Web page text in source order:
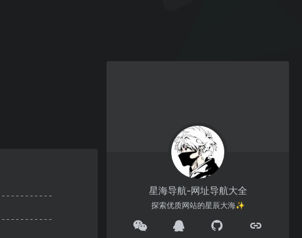
星海导航-网址导航大全
探索优质网站的星辰大海✨